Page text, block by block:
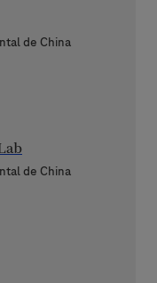
de China
de China